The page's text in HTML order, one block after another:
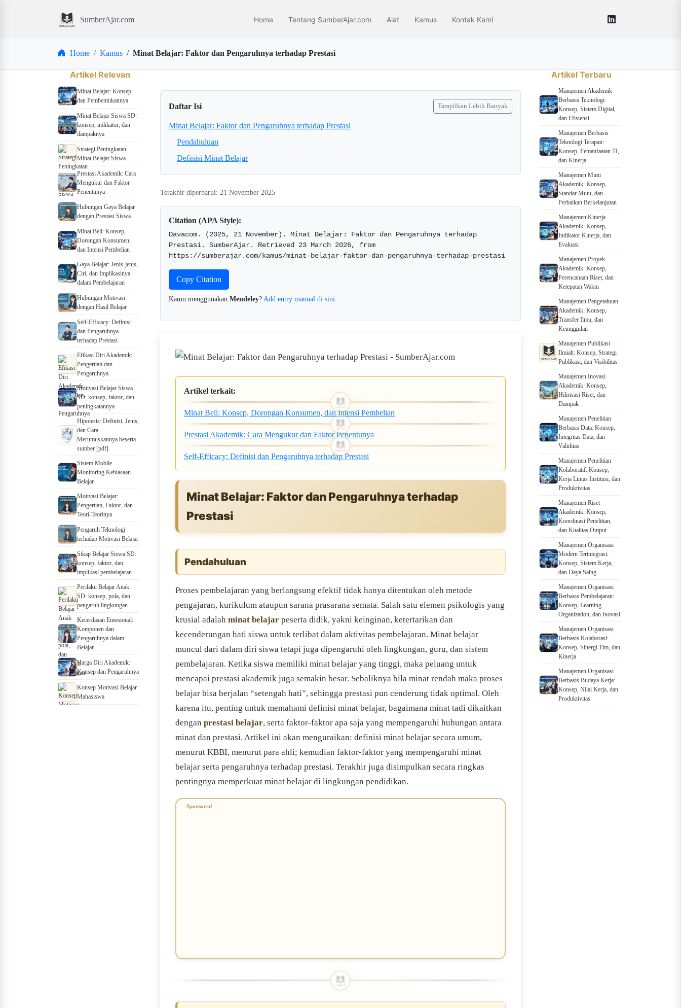
SumberAjar.com Home Tentang SumberAjar.com Alat Kamus Kontak Kami
Home Kamus Minat Belajar: Faktor dan Pengaruhnya terhadap Prestasi
Artikel Relevan
Minat Belajar: Konsep
dan Pembentukannya
Minat Belajar Siswa SD:
konsep, indikator, dan
dampaknya
Strategi Peningkatan
Minat Belajar Siswa
Prestasi Akademik: Cara
Mengukur dan Faktor
Penentunya
Hubungan Gaya Belajar
dengan Prestasi Siswa
Minat Beli: Konsep,
Dorongan Konsumen,
dan Intensi Pembelian
Gaya Belajar: Jenis-jenis,
Ciri, dan Implikasinya
dalam Pembelajaran
Hubungan Motivasi
dengan Hasil Belajar
Self-Efficacy: Definisi
dan Pengaruhnya
terhadap Prestasi
Efikasi Diri Akademik:
Pengertian dan
Pengaruhnya
Motivasi Belajar Siswa
SD: konsep, faktor, dan
peningkatannya
Hipotesis: Definisi, Jenis,
dan Cara
Merumuskannya beserta
sumber [pdf]
Sistem Mobile
Monitoring Kebiasaan
Belajar
Motivasi Belajar:
Pengertian, Faktor, dan
Teori-Teorinya
Pengaruh Teknologi
terhadap Motivasi Belajar
Sikap Belajar Siswa SD:
konsep, faktor, dan
implikasi pembelajaran
Perilaku Belajar Anak
SD: konsep, pola, dan
pengaruh lingkungan
Kecerdasan Emosional:
Komponen dan
Pengaruhnya dalam
Belajar
Harga Diri Akademik:
Konsep dan Pengaruhnya
Konsep Motivasi Belajar
Mahasiswa
Daftar Isi Tampilkan Lebih Banyak
Minat Belajar: Faktor dan Pengaruhnya terhadap Prestasi
Pendahuluan
Definisi Minat Belajar
Terakhir diperbarui: 21 November 2025
Citation (APA Style):
Davacom. (2025, 21 November). Minat Belajar: Faktor dan Pengaruhnya terhadap
Prestasi. SumberAjar. Retrieved 23 March 2026, from
Copy Citation
Kamu menggunakan Mendeley? Add entry manual di sini.
Artikel terkait:
Minat Beli: Konsep, Dorongan Konsumen, dan Intensi Pembelian
Prestasi Akademik: Cara Mengukur dan Faktor Penentunya
Self-Efficacy: Definisi dan Pengaruhnya terhadap Prestasi
Minat Belajar: Faktor dan Pengaruhnya terhadap
Prestasi
Pendahuluan
Proses pembelajaran yang berlangsung efektif tidak hanya ditentukan oleh metode
pengajaran, kurikulum ataupun sarana prasarana semata. Salah satu elemen psikologis yang
krusial adalah minat belajar peserta didik, yakni keinginan, ketertarikan dan
kecenderungan hati siswa untuk terlibat dalam aktivitas pembelajaran. Minat belajar
muncul dari dalam diri siswa tetapi juga dipengaruhi oleh lingkungan, guru, dan sistem
pembelajaran. Ketika siswa memiliki minat belajar yang tinggi, maka peluang untuk
mencapai prestasi akademik juga semakin besar. Sebaliknya bila minat rendah maka proses
belajar bisa berjalan “setengah hati”, sehingga prestasi pun cenderung tidak optimal. Oleh
karena itu, penting untuk memahami definisi minat belajar, bagaimana minat tadi dikaitkan
dengan prestasi belajar, serta faktor-faktor apa saja yang mempengaruhi hubungan antara
minat dan prestasi. Artikel ini akan menguraikan: definisi minat belajar secara umum,
menurut KBBI, menurut para ahli; kemudian faktor‐faktor yang mempengaruhi minat
belajar serta pengaruhnya terhadap prestasi. Terakhir juga disimpulkan secara ringkas
pentingnya memperkuat minat belajar di lingkungan pendidikan.
Artikel Terbaru
Manajemen Akademik
Berbasis Teknologi:
Konsep, Sistem Digital,
dan Efisiensi
Manajemen Berbasis
Teknologi Terapan:
Konsep, Pemanfaatan TI,
dan Kinerja
Manajemen Mutu
Akademik: Konsep,
Standar Mutu, dan
Perbaikan Berkelanjutan
Manajemen Kinerja
Akademik: Konsep,
Indikator Kinerja, dan
Evaluasi
Manajemen Proyek
Akademik: Konsep,
Perencanaan Riset, dan
Ketepatan Waktu
Manajemen Pengetahuan
Akademik: Konsep,
Transfer Ilmu, dan
Keunggulan
Manajemen Publikasi
Ilmiah: Konsep, Strategi
Publikasi, dan Visibilitas
Manajemen Inovasi
Akademik: Konsep,
Hilirisasi Riset, dan
Dampak
Manajemen Penelitian
Berbasis Data: Konsep,
Integritas Data, dan
Validitas
Manajemen Penelitian
Kolaboratif: Konsep,
Kerja Lintas Institusi, dan
Produktivitas
Manajemen Riset
Akademik: Konsep,
Koordinasi Penelitian,
dan Kualitas Output
Manajemen Organisasi
Modern Terintegrasi:
Konsep, Sistem Kerja,
dan Daya Saing
Manajemen Organisasi
Berbasis Pembelajaran:
Konsep, Learning
Organization, dan Inovasi
Manajemen Organisasi
Berbasis Kolaborasi:
Konsep, Sinergi Tim, dan
Kinerja
Manajemen Organisasi
Berbasis Budaya Kerja:
Konsep, Nilai Kerja, dan
Produktivitas